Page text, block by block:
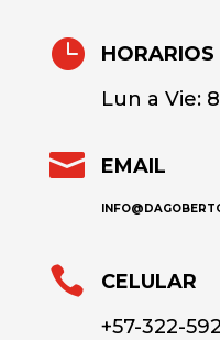

Lun a Vie:
 EMAIL

CELULAR
+57-322-